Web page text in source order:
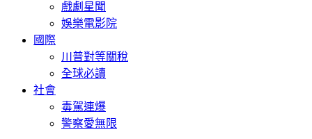
戲劇星聞
娛樂電影院
國際
川普對等關稅
全球必讀
社會
毒駕連爆
警察愛無限